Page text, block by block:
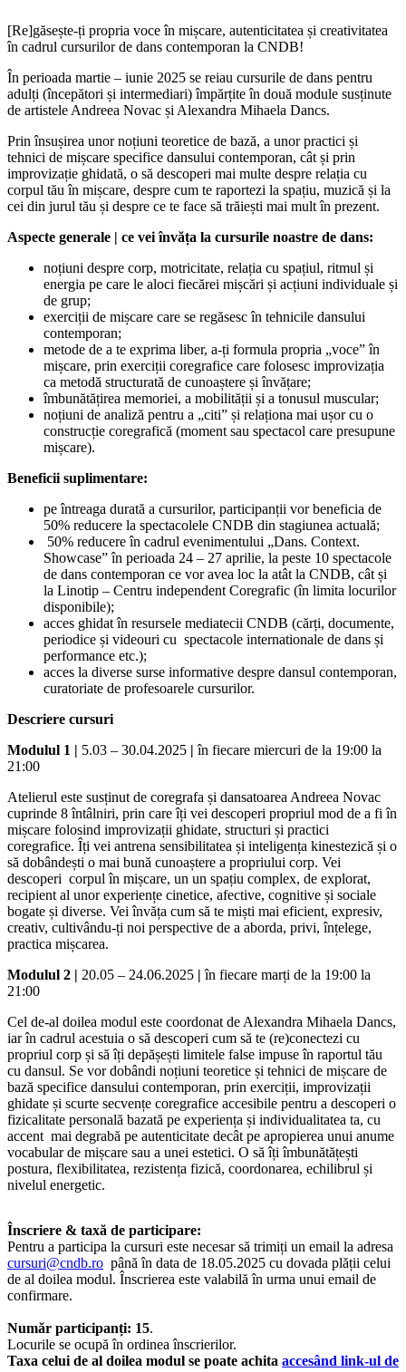
[Re]găsește-ți propria voce în mișcare, autenticitatea și creativitatea
în cadrul cursurilor de dans contemporan la CNDB!
În perioada martie – iunie 2025 se reiau cursurile de dans pentru
adulți (începători și intermediari) împărțite în două module susținute
de artistele Andreea Novac și Alexandra Mihaela Dancs.
Prin însușirea unor noțiuni teoretice de bază, a unor practici și
tehnici de mișcare specifice dansului contemporan, cât și prin
improvizație ghidată, o să descoperi mai multe despre relația cu
corpul tău în mișcare, despre cum te raportezi la spațiu, muzică și la
cei din jurul tău și despre ce te face să trăiești mai mult în prezent.
Aspecte generale | ce vei învăța la cursurile noastre de dans:
noțiuni despre corp, motricitate, relația cu spațiul, ritmul și
energia pe care le aloci fiecărei mișcări și acțiuni individuale și
de grup;
exerciții de mișcare care se regăsesc în tehnicile dansului
contemporan;
metode de a te exprima liber, a-ți formula propria „voce” în
mișcare, prin exerciții coregrafice care folosesc improvizația
ca metodă structurată de cunoaștere și învățare;
îmbunătățirea memoriei, a mobilității și a tonusul muscular;
noțiuni de analiză pentru a „citi” și relaționa mai ușor cu o
construcție coregrafică (moment sau spectacol care presupune
mișcare).
Beneficii suplimentare:
pe întreaga durată a cursurilor, participanții vor beneficia de
50% reducere la spectacolele CNDB din stagiunea actuală;
50% reducere în cadrul evenimentului „Dans. Context.
Showcase” în perioada 24 – 27 aprilie, la peste 10 spectacole
de dans contemporan ce vor avea loc la atât la CNDB, cât și
la Linotip – Centru independent Coregrafic (în limita locurilor
disponibile);
acces ghidat în resursele mediatecii CNDB (cărți, documente,
periodice și videouri cu spectacole internationale de dans și
performance etc.);
acces la diverse surse informative despre dansul contemporan,
curatoriate de profesoarele cursurilor.
Descriere cursuri
Modulul 1 | 5.03 – 30.04.2025 |în fiecare miercuri de la 19:00 la
21:00
Atelierul este susținut de coregrafa și dansatoarea Andreea Novac
cuprinde 8 întâlniri, prin care îți vei descoperi propriul mod de a fi în
mișcare folosind improvizații ghidate, structuri și practici
coregrafice. Îți vei antrena sensibilitatea și inteligența kinestezică și o
să dobândești o mai bună cunoaștere a propriului corp. Vei
descoperi corpul în mișcare, un un spațiu complex, de explorat,
recipient al unor experiențe cinetice, afective, cognitive și sociale
bogate și diverse. Vei învăța cum să te miști mai eficient, expresiv,
creativ, cultivându-ți noi perspective de a aborda, privi, înțelege,
practica mișcarea.
Modulul 2 | 20.05 – 24.06.2025 |în fiecare marți de la 19:00 la
21:00
Cel de-al doilea modul este coordonat de Alexandra Mihaela Dancs,
iar în cadrul acestuia o să descoperi cum să te (re)conectezi cu
propriul corp și să îți depășești limitele false impuse în raportul tău
cu dansul. Se vor dobândi noțiuni teoretice și tehnici de mișcare de
bază specifice dansului contemporan, prin exerciții, improvizații
ghidate și scurte secvențe coregrafice accesibile pentru a descoperi o
fizicalitate personală bazată pe experiența și individualitatea ta, cu
accent mai degrabă pe autenticitate decât pe apropierea unui anume
vocabular de mișcare sau a unei estetici. O să îți îmbunătățești
postura, flexibilitatea, rezistența fizică, coordonarea, echilibrul și
nivelul energetic.
Înscriere & taxă de participare:
Pentru a participa la cursuri este necesar să trimiți un email la adresa
cursuri@cndb.ro până în data de 18.05.2025 cu dovada plății celui
de al doilea modul. Înscrierea este valabilă în urma unui email de
confirmare.
Număr participanți: 15.
Locurile se ocupă în ordinea înscrierilor.
Taxa celui de al doilea modul se poate achita accesând link-ul de